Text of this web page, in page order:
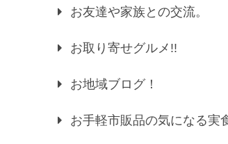
お友達や家族との交流。
お取り寄せグルメ!!
お地域ブログ！
お手軽市販品の気になる実